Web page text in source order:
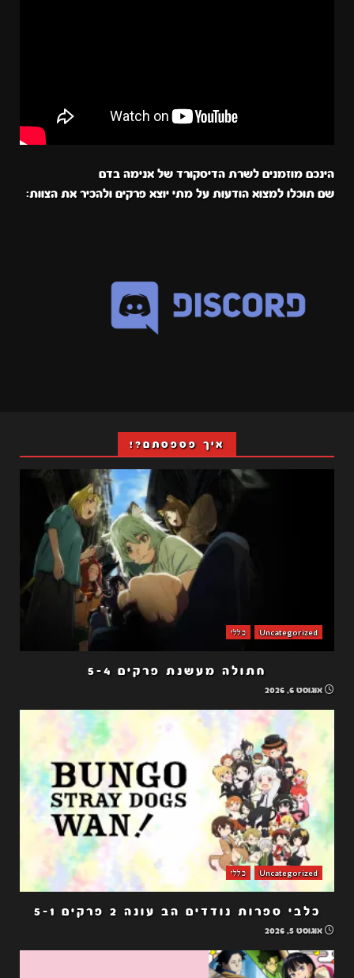
הינכם מוזמנים לשרת הדיסקורד של אנימה בדם
שם תוכלו למצוא הודעות על מתי יוצא פרקים ולהכיר את הצוות:
איך פספסתם?!
Uncategorized כללי
חתולה מעשנת פרקים 5-4
אוגוסט 6, 2026
Uncategorized כללי
כלבי ספרות נודדים הב עונה 2 פרקים 5-1
אוגוסט 5, 2026